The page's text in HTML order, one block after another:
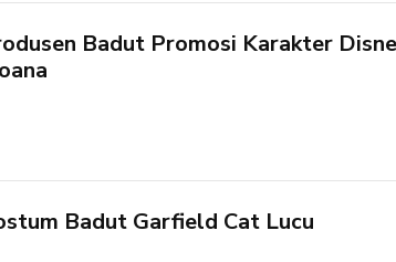
Badut Promosi Karakter
Badut Garfield Cat Lucu